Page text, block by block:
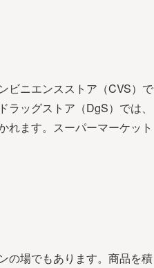
ビニエンスストア（CVS）で
ッグストア（DgS）では、
れます。スーパーマーケット
の場でもあります。商品を積